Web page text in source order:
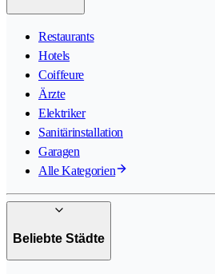
Restaurants
Hotels
Coiffeure
Ärzte
Elektriker
Sanitärinstallation
Garagen
Alle Kategorien
Beliebte Städte